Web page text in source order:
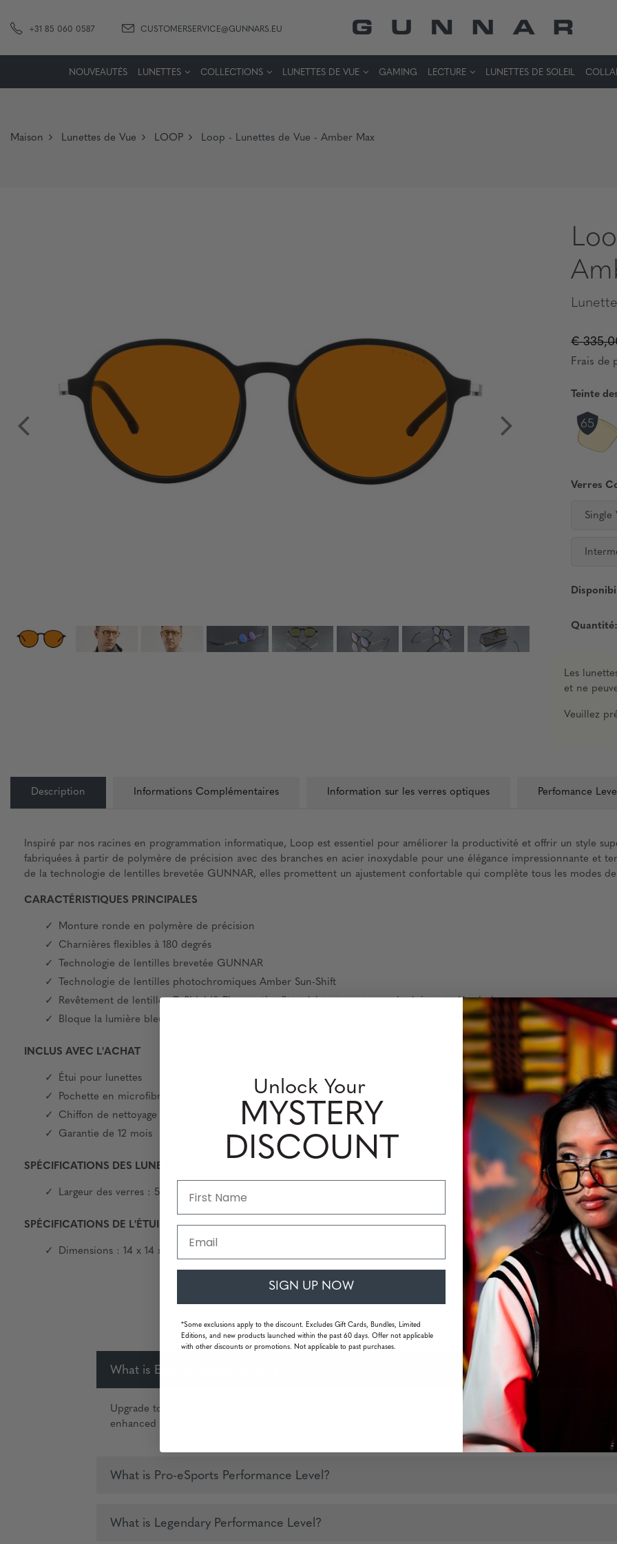
+31 85 060 0587 CUSTOMERSERVICE@GUNNARS.EU
NOUVEAUTÉS LUNETTES COLLECTIONS LUNETTES DE VUE GAMING LECTURE LUNETTES DE SOLEIL
Maison Lunettes de Vue LOOP Loop - Lunettes de Vue - Amber Max
€
Frais de
Teinte
Verres
Single
Quantité:
Les
et ne
Veuillez
Description Informations Complémentaires Information sur les verres optiques Perfomance
Inspiré par nos racines en programmation informatique, Loop est essentiel pour améliorer la productivité et offrir un style
fabriquées à partir de polymère de précision avec des branches en acier inoxydable pour une élégance impressionnante et
de la technologie de lentilles brevetée GUNNAR, elles promettent un ajustement confortable qui complète tous les modes
CARACTÉRISTIQUES PRINCIPALES
Monture ronde en polymère de précision
Charnières flexibles à 180 degrés
Technologie de lentilles brevetée GUNNAR
Technologie de lentilles photochromiques Amber Sun-Shift
Revêtement de lentilles G-Shield® Plus : anti-reflet, résistant aux traces de doigts et oléophobe
Bloque la lumière bleue nocive et 100 % des UV
INCLUS AVEC L'ACHAT
Étui pour lunettes
Pochette en microfibre
Chiffon de nettoyage en microfibre
Garantie de 12 mois
SPÉCIFICATIONS DES LUNETTES
Largeur des verres : 51 mm | Nez : 18 mm | Largeur du cadre : 138 mm | Branches : 140 mm | Poids : 20 g (avec
SPÉCIFICATIONS DE L'ÉTUI
Dimensions : 14 x 14 x 8 cm | Configuration : 24 pièces | Poids : 6,26 kg
FAQS
What is Epic Performance Level?
Upgrade to frames with customizable and ultra-durable hybrid materials. EPIC polycarbonate lenses sport
enhanced anti-reflective properties and Hard Coat. Protective flat fold case included.
What is Pro-eSports Performance Level?
What is Legendary Performance Level?
Unlock Your
MYSTERY
DISCOUNT
SIGN UP NOW
*Some exclusions apply to the discount. Excludes Gift Cards, Bundles, Limited
Editions, and new products launched within the past 60 days. Offer not applicable
with other discounts or promotions. Not applicable to past purchases.